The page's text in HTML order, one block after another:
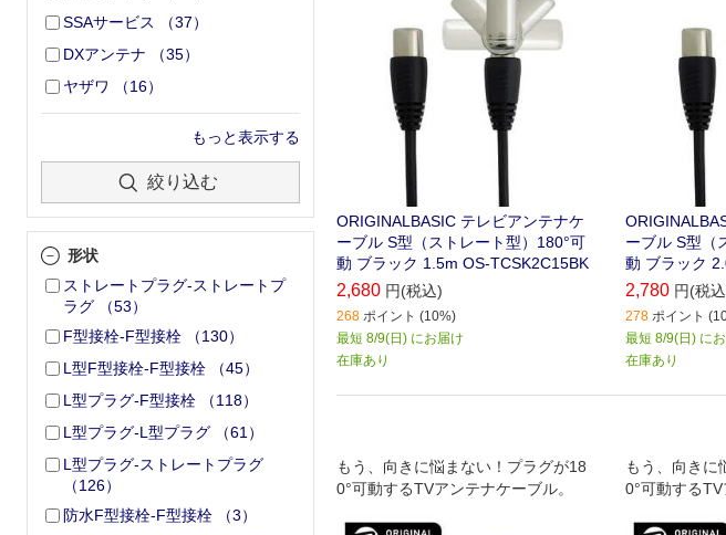
SSAサービス
（37）
DXアンテナ
（35）
ヤザワ
（16）
もっと表示する
絞り込む
形状
ストレートプラグ-ストレートプ
ラグ
（53）
F型接栓-F型接栓
（130）
L型F型接栓-F型接栓
（45）
L型プラグ-F型接栓
（118）
L型プラグ-L型プラグ
（61 ）
L型プラグ-ストレートプラグ
（126）
防水F型接栓-F型接栓
（3）
ORIGINALBASIC テレビアンテナケ
ーブル S型（ストレート型）180°可
動 ブラック 1.5m OS-TCSK2C15BK
2,680 円(税込)
268 ポイント (10%)
最短 8/9(日) にお届け
在庫あり
ーブル S型（
動 ブラック
2,780 円(税
278 ポイント
最短 8/9(日) に
在庫あり
もう、向きに悩まない！プラグが18
0°可動するTVアンテナケーブル。
もう、向きに
0°可動するTV